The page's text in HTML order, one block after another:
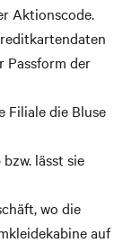
Aktionscode.
Passform der
Filiale die Bluse
lässt sie
wo die
auf